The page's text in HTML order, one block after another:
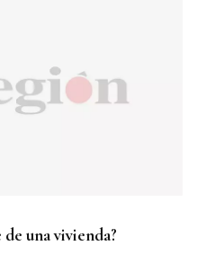
una vivienda?